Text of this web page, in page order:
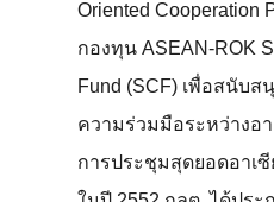
Oriented Cooperation
กองทุน ASEAN-ROK
Fund (SCF) เพื่อสนับส
ความร่วมมือระหว่างอ
การประชุมสุดยอดอาเ